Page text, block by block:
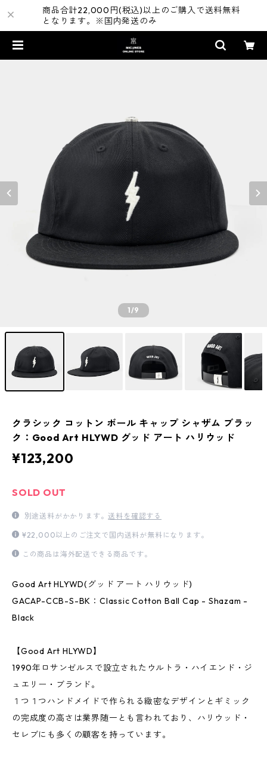
商品合計22,000円(税込)以上のご購入で送料無料
となります。※国内発送のみ
1/9
クラシック コットン ボール キャップ シャザム ブラッ
ク：Good Art HLYWD グッド アート ハリウッド
¥123,200
SOLD OUT
別途送料がかかります。送料を確認する
¥22,000以上のご注文で国内送料が無料になります。
この商品は海外配送できる商品です。
Good Art HLYWD(グッド アート ハリウッド)
GACAP-CCB-S-BK：Classic Cotton Ball Cap - Shazam -
Black
【Good Art HLYWD】
1990年ロサンゼルスで設立されたウルトラ・ハイエンド・ジ
ュエリー・ブランド。
１つ１つハンドメイドで作られる緻密なデザインとギミック
の完成度の高さは業界随一とも言われており、ハリウッド・
セレブにも多くの顧客を持っています。